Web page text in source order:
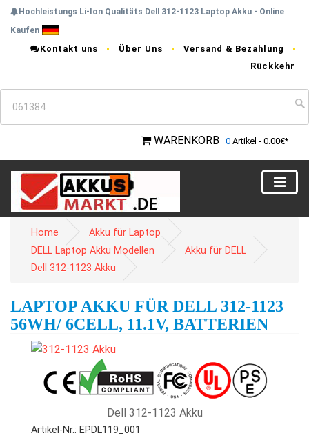
Hochleistungs Li-Ion Qualitäts Dell 312-1123 Laptop Akku - Online
Kaufen
Kontakt uns Über Uns
Versand & Bezahlung
Rückkehr
WARENKORB 0 Artikel - 0.00€*
Home
Akku für Laptop
DELL Laptop Akku Modellen
Akku für DELL
Dell 312-1123 Akku
LAPTOP AKKU FÜR DELL 312-1123
56WH/ 6CELL, 11.1V, BATTERIEN
Dell 312-1123 Akku
Artikel-Nr.: EPDL119_001